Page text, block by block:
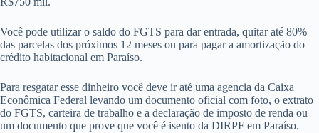
Você pode utilizar o saldo do FGTS para dar entrada, quitar até 80%
das parcelas dos próximos 12 meses ou para pagar a amortização do
crédito habitacional em Paraíso.
Para resgatar esse dinheiro você deve ir até uma agencia da Caixa
Econômica Federal levando um documento oficial com foto, o extrato
do FGTS, carteira de trabalho e a declaração de imposto de renda ou
um documento que prove que você é isento da DIRPF em Paraíso.